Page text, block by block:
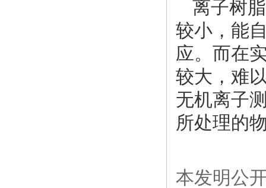
离子树
较小，能
应。而在
较大，难
无机离子
所处理的
本发明公